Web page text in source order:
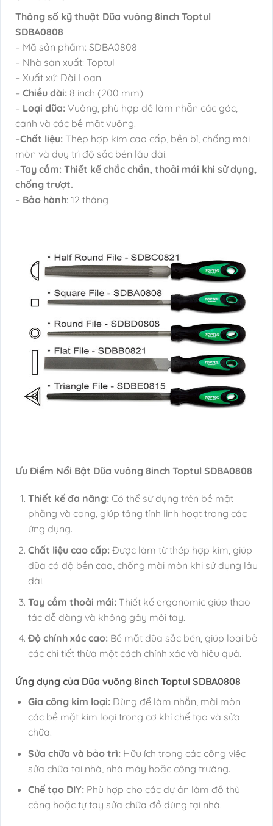
Thông số kỹ thuật Dũa vuông 8inch Toptul
SDBA0808
– Mã sản phẩm: SDBA0808
– Nhà sản xuất: Toptul
– Xuất xứ: Đài Loan
– Chiều dài: 8 inch (200 mm)
– Loại dũa: Vuông, phù hợp để làm nhẵn các góc,
cạnh và các bề mặt vuông.
–Chất liệu: Thép hợp kim cao cấp, bền bỉ, chống mài
mòn và duy trì độ sắc bén lâu dài.
–Tay cầm: Thiết kế chắc chắn, thoải mái khi sử dụng,
chống trượt.
– Bảo hành: 12 tháng
Ưu Điểm Nổi Bật Dũa vuông 8inch Toptul SDBA0808
Thiết kế đa năng:Có thể sử dụng trên bề mặt
phẳng và cong, giúp tăng tính linh hoạt trong các
ứng dụng.
Chất liệu cao cấp:Được làm từ thép hợp kim, giúp
dũa có độ bền cao, chống mài mòn khi sử dụng lâu
dài.
Tay cầm thoải mái:Thiết kế ergonomic giúp thao
tác dễ dàng và không gây mỏi tay.
Độ chính xác cao:Bề mặt dũa sắc bén, giúp loại bỏ
các chi tiết thừa một cách chính xác và hiệu quả.
Ứng dụng của Dũa vuông 8inch Toptul SDBA0808
Gia công kim loại:Dùng để làm nhẵn, mài mòn
các bề mặt kim loại trong cơ khí chế tạo và sửa
chữa.
Sửa chữa và bảo trì:Hữu ích trong các công việc
sửa chữa tại nhà, nhà máy hoặc công trường.
Chế tạo DIY:Phù hợp cho các dự án làm đồ thủ
công hoặc tự tay sửa chữa đồ dùng tại nhà.